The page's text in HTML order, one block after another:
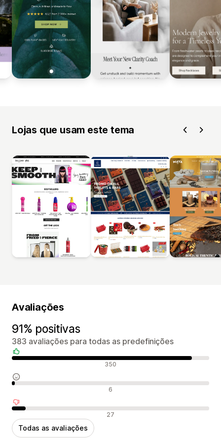
Lojas que usam este tema
Avaliações
91% positivas
383 avaliações para todas as predefinições
Avaliações positivas 350
Avaliações neutras 6
Avaliações negativas 27
Todas as avaliações